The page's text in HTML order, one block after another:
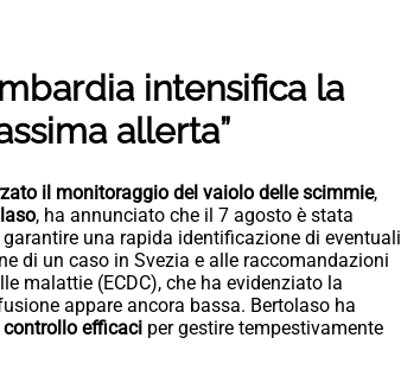
intensifica la
allerta”
il monitoraggio del vaiolo delle scimmie,
, ha annunciato che il 7 agosto è stata
una rapida identificazione di eventuali
di un caso in Svezia e alle raccomandazioni
malattie (ECDC), che ha evidenziato la
appare ancora bassa. Bertolaso ha
controllo efficaci per gestire tempestivamente